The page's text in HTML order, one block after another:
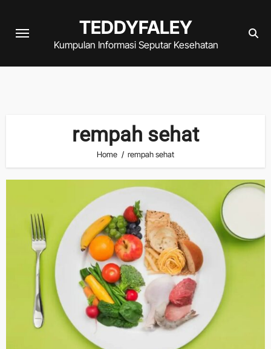
TEDDYFALEY
Kumpulan Informasi Seputar Kesehatan
rempah sehat
Home rempah sehat